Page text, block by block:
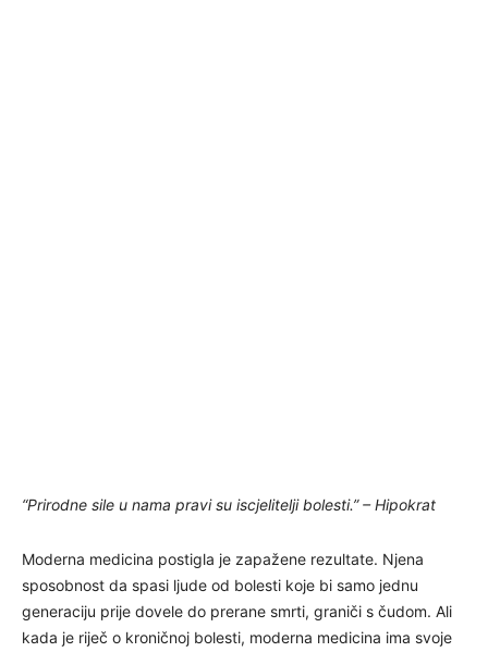
“Prirodne sile u nama pravi su iscjelitelji bolesti.” – Hipokrat
Moderna medicina postigla je zapažene rezultate. Njena
sposobnost da spasi ljude od bolesti koje bi samo jednu
generaciju prije dovele do prerane smrti, graniči s čudom. Ali
kada je riječ o kroničnoj bolesti, moderna medicina ima svoje